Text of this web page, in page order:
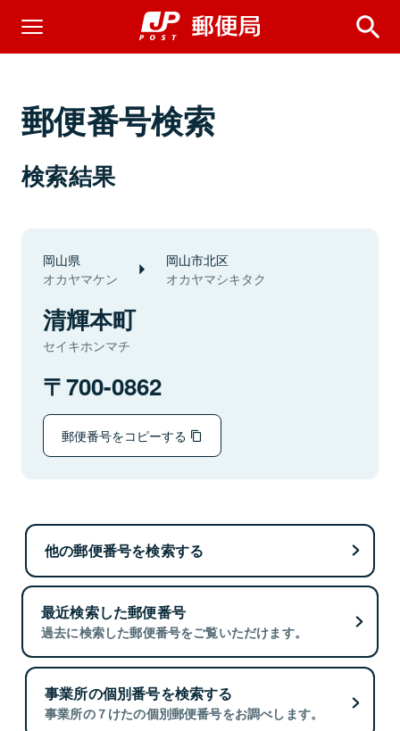
郵便番号検索
検索結果
岡山県
オカヤマケン
岡山市北区
オカヤマシキタク
清輝本町
セイキホンマチ
700-0862
郵便番号をコピーする
他の郵便番号を検索する
最近検索した郵便番号
過去に検索した郵便番号をご覧いただけます。
事業所の個別番号を検索する
事業所の７けたの個別郵便番号をお調べします。